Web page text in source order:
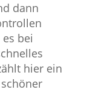
dann
bei
hier ein